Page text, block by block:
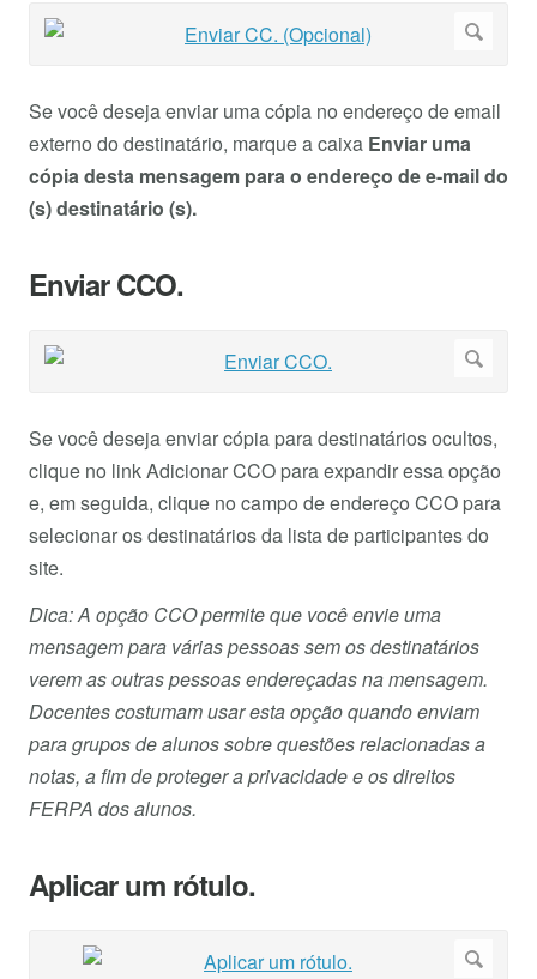
Se você deseja enviar uma cópia no endereço de email
externo do destinatário, marque a caixa Enviar uma
cópia desta mensagem para o endereço de e-mail do
(s) destinatário (s).
Enviar CCO.
Se você deseja enviar cópia para destinatários ocultos,
clique no link Adicionar CCO para expandir essa opção
e, em seguida, clique no campo de endereço CCO para
selecionar os destinatários da lista de participantes do
site.
Dica: A opção CCO permite que você envie uma
mensagem para várias pessoas sem os destinatários
verem as outras pessoas endereçadas na mensagem.
Docentes costumam usar esta opção quando enviam
para grupos de alunos sobre questões relacionadas a
notas, a fim de proteger a privacidade e os direitos
FERPA dos alunos.
Aplicar um rótulo.